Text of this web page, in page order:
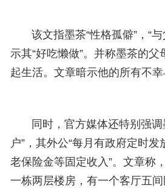
该文指墨茶“性格孤僻”，“与
示其“好吃懒做”。并称墨茶的
起生活。文章暗示他的所有不幸
同时，官方媒体还特别强调
户”，其外公“每月有政府定时
老保险金等固定收入”。文章称
一栋两层楼房，有一个客厅五